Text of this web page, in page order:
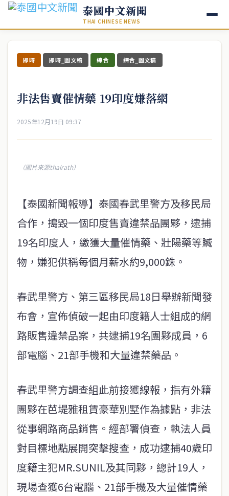
泰國中文新聞
THAI CHINESE NEWS
即時 即時_圖文稿 綜合 綜合_圖文稿
非法售賣催情藥 19印度嫌落網
2025年12月19日 09:37
（圖片來源thairath）
【泰國新聞報導】泰國春武里警方及移民局
合作，搗毀一個印度售賣違禁品團夥，逮捕
19名印度人，繳獲大量催情藥、壯陽藥等贓
物，嫌犯供稱每個月薪水約9,000銖。
春武里警方、第三區移民局18日舉辦新聞發
布會，宣佈偵破一起由印度籍人士組成的網
路販售違禁品案，共逮捕19名團夥成員，6
部電腦、21部手機和大量違禁藥品。
春武里警方調查組此前接獲線報，指有外籍
團夥在芭堤雅租賃豪華別墅作為據點，非法
從事網路商品銷售。經部署偵查，執法人員
對目標地點展開突擊搜查，成功逮捕40歲印
度籍主犯MR.SUNIL及其同夥，總計19人，
現場查獲6台電腦、21部手機及大量催情藥